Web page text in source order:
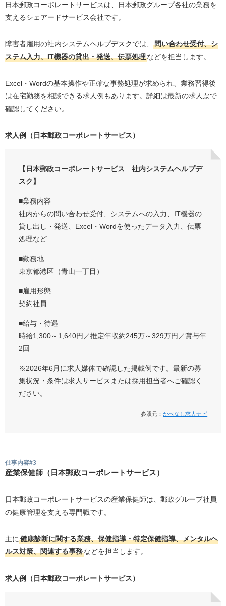
日本郵政コーポレートサービスは、日本郵政グループ各社の業務を
支えるシェアードサービス会社です。
障害者雇用の社内システムヘルプデスクでは、
問い合わせ受付、シ
ステム入力、IT機器の貸出・発送、伝票処理などを担当します。
Excel・Wordの基本操作や正確な事務処理が求められ、業務習得後
は在宅勤務を相談できる求人例もあります。詳細は最新の求人票で
確認してください。
求人例（日本郵政コーポレートサービス）
【日本郵政コーポレートサービス 社内システムヘルプデ
スク】
■業務内容
社内からの問い合わせ受付、システムへの入力、IT機器の
貸し出し・発送、Excel・Wordを使ったデータ入力、伝票
処理など
■勤務地
東京都港区（青山一丁目）
■雇用形態
契約社員
■給与・待遇
時給1,300～1,640円／推定年収約245万～329万円／賞与年
2回
※2026年6月に求人媒体で確認した掲載例です。最新の募
集状況・条件は求人サービスまたは採用担当者へご確認く
ださい。
参照元：かべなし求人ナビ
仕事内容#3
産業保健師（日本郵政コーポレートサービス）
日本郵政コーポレートサービスの産業保健師は、郵政グループ社員
の健康管理を支える専門職です。
主に健康診断に関する業務、保健指導・特定保健指導、メンタルヘ
ルス対策、関連する事務などを担当します。
求人例（日本郵政コーポレートサービス）